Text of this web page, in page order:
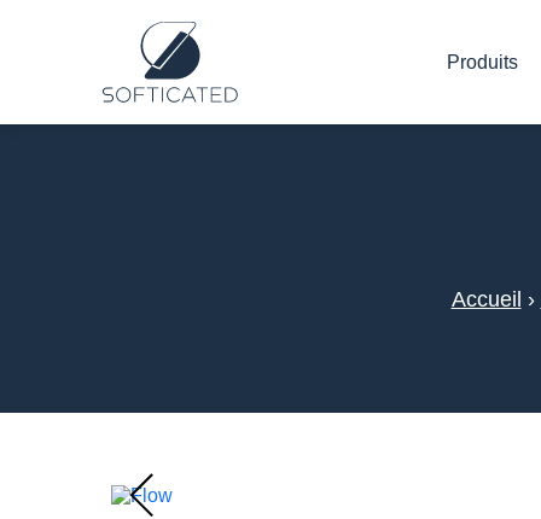
Produits
Accueil ›